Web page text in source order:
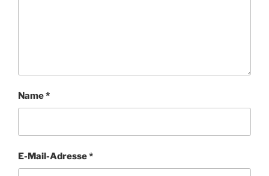
Name*
E-Mail-Adresse*